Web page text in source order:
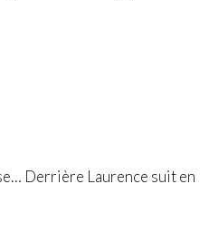
Derrière Laurence suit en